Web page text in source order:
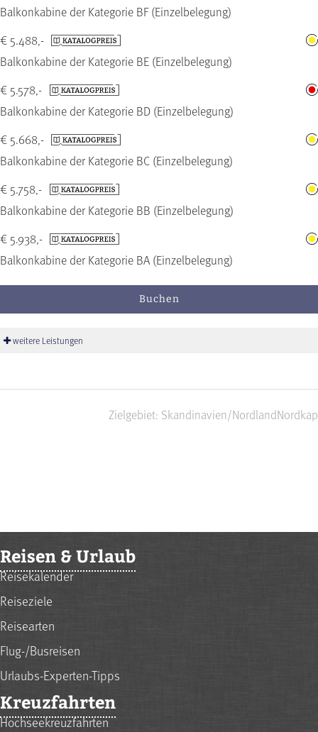
Balkonkabine der Kategorie BF (Einzelbelegung)
Balkonkabine der Kategorie BE (Einzelbelegung)
€ 5.488,-
Balkonkabine der Kategorie BD (Einzelbelegung)
€ 5.578,-
Balkonkabine der Kategorie BC (Einzelbelegung)
€ 5.668,-
Balkonkabine der Kategorie BB (Einzelbelegung)
€ 5.758,-
Balkonkabine der Kategorie BA (Einzelbelegung)
€ 5.938,-
Buchen
weitere Leistungen
Zielgebiet: Skandinavien/NordlandNordkap
Reisen & Urlaub
Reisekalender
Reiseziele
Reisearten
Flug-/Busreisen
Urlaubs-Experten-Tipps
Kreuzfahrten
Hochseekreuzfahrten